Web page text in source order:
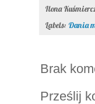
Ilona
Labels: Dania
Brak
Prześlij